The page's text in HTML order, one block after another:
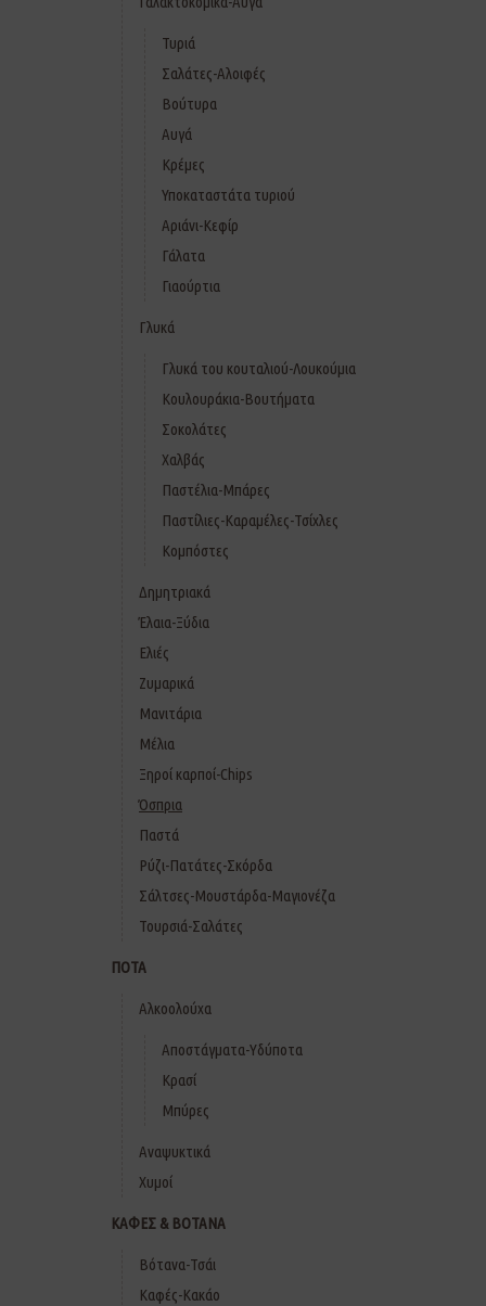
Τυριά
Σαλάτες-Αλοιφές
Βούτυρα
Αυγά
Κρέμες
Υποκαταστάτα τυριού
Αριάνι-Κεφίρ
Γάλατα
Γιαούρτια
Γλυκά
Γλυκά του κουταλιού-Λουκούμια
Κουλουράκια-Βουτήματα
Σοκολάτες
Χαλβάς
Παστέλια-Μπάρες
Παστίλιες-Καραμέλες-Τσίχλες
Κομπόστες
Δημητριακά
Έλαια-Ξύδια
Ελιές
Ζυμαρικά
Μανιτάρια
Μέλια
Ξηροί καρποί-Chips
Όσπρια
Παστά
Ρύζι-Πατάτες-Σκόρδα
Σάλτσες-Μουστάρδα-Μαγιονέζα
Τουρσιά-Σαλάτες
ΠΟΤΑ
Αλκοολούχα
Αποστάγματα-Υδύποτα
Κρασί
Μπύρες
Αναψυκτικά
Χυμοί
ΚΑΦΕΣ & ΒΟΤΑΝΑ
Βότανα-Τσάι
Καφές-Κακάο